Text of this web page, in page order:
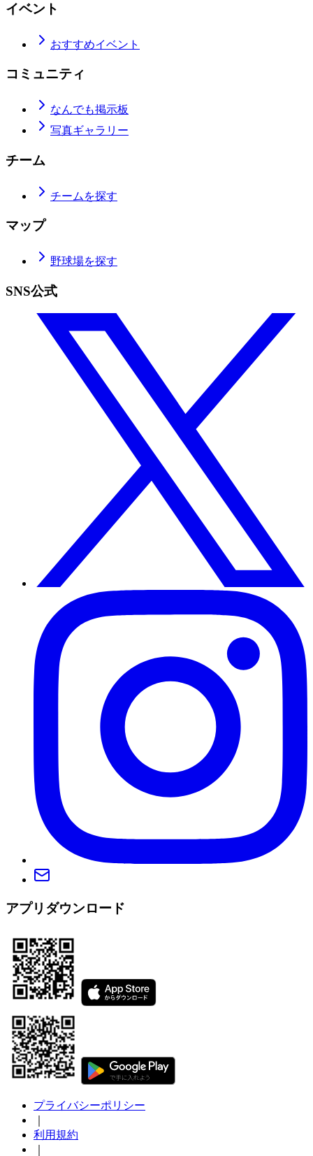
イベント
おすすめイベント
コミュニティ
なんでも掲示板
写真ギャラリー
チーム
チームを探す
マップ
野球場を探す
SNS公式
アプリダウンロード
プライバシーポリシー
利用規約